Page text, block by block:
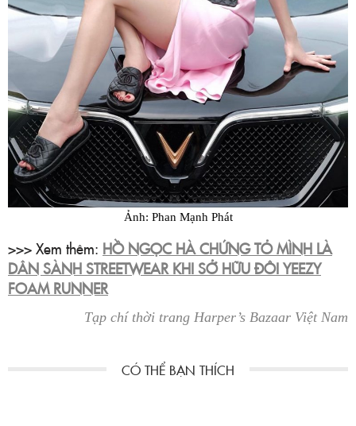
Ảnh: Phan Mạnh Phát
>>> Xem thêm: HỒ NGỌC HÀ CHỨNG TỎ MÌNH LÀ
DÂN SÀNH STREETWEAR KHI SỞ HỮU ĐÔI YEEZY
FOAM RUNNER
Tạp chí thời trang Harper’s Bazaar Việt Nam